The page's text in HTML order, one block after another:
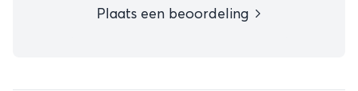
Plaats een beoordeling